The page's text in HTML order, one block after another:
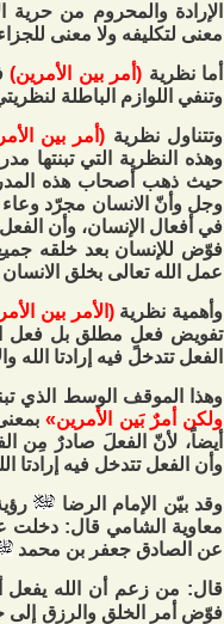
الإرادة والمحروم من حرية
معنى لتكليفه ولا معنى
أما نظرية (أمر بين الأمرين)
وتنفي اللوازم الباطلة
وتتناول نظرية (أمر بين
وهذه النظرية التي تبنتها
حيث ذهب أصحاب هذه
وجل وأنّ الانسان مجرّد
في أفعال الإنسان، وأن
فوّض للإنسان بعد خلقه
عمل الله تعالى بخلق
وأهمية نظرية(الأمر بين
تفويض فعلٍ مطلق بل فعل
الفعل تتدخل فيه إرادتا الله
وهذا الموقف الوسط الذي
ولكن أمرٌ بَين الأمرين»
أيضاً، لأنّ الفعلَ صادرٌ مِن
وأن الفعل تتدخل فيه إرادتا
وقد بيّن الإمام الرضا
معاوية الشامي قال:
عن الصادق جعفر بن محمد
قال: من زعم أن الله يفعل
فوّض أمر الخلق والرزق إلى